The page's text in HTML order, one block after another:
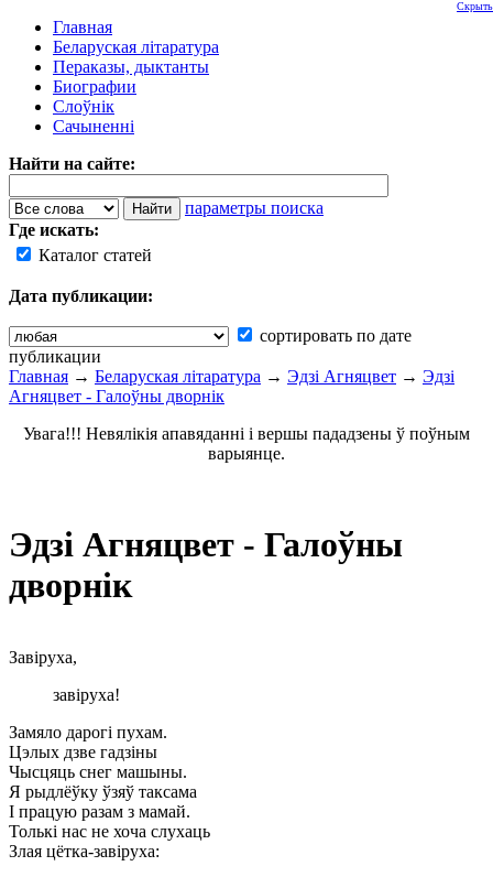
Главная
Беларуская літаратура
Пераказы, дыктанты
Биографии
Слоўнік
Сачыненні
Найти на сайте:
параметры поиска
Где искать:
Каталог статей
Дата публикации:
сортировать по дате
публикации
Скрыть
Главная → Беларуская літаратура → Эдзі Агняцвет → Эдзі
Агняцвет - Галоўны дворнік
Увага!!! Невялікія апавяданні і вершы пададзены ў поўным
варыянце.
Эдзі Агняцвет - Галоўны
дворнік
Завіруха,
завіруха!
Замяло дарогі пухам.
Цэлых дзве гадзіны
Чысцяць снег машыны.
Я рыдлёўку ўзяў таксама
І працую разам з мамай.
Толькі нас не хоча слухаць
Злая цётка-завіруха: